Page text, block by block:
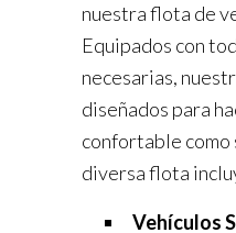
nuestra flota de
Equipados con
necesarias,
diseñados para
confortable
diversa flota
Vehículos